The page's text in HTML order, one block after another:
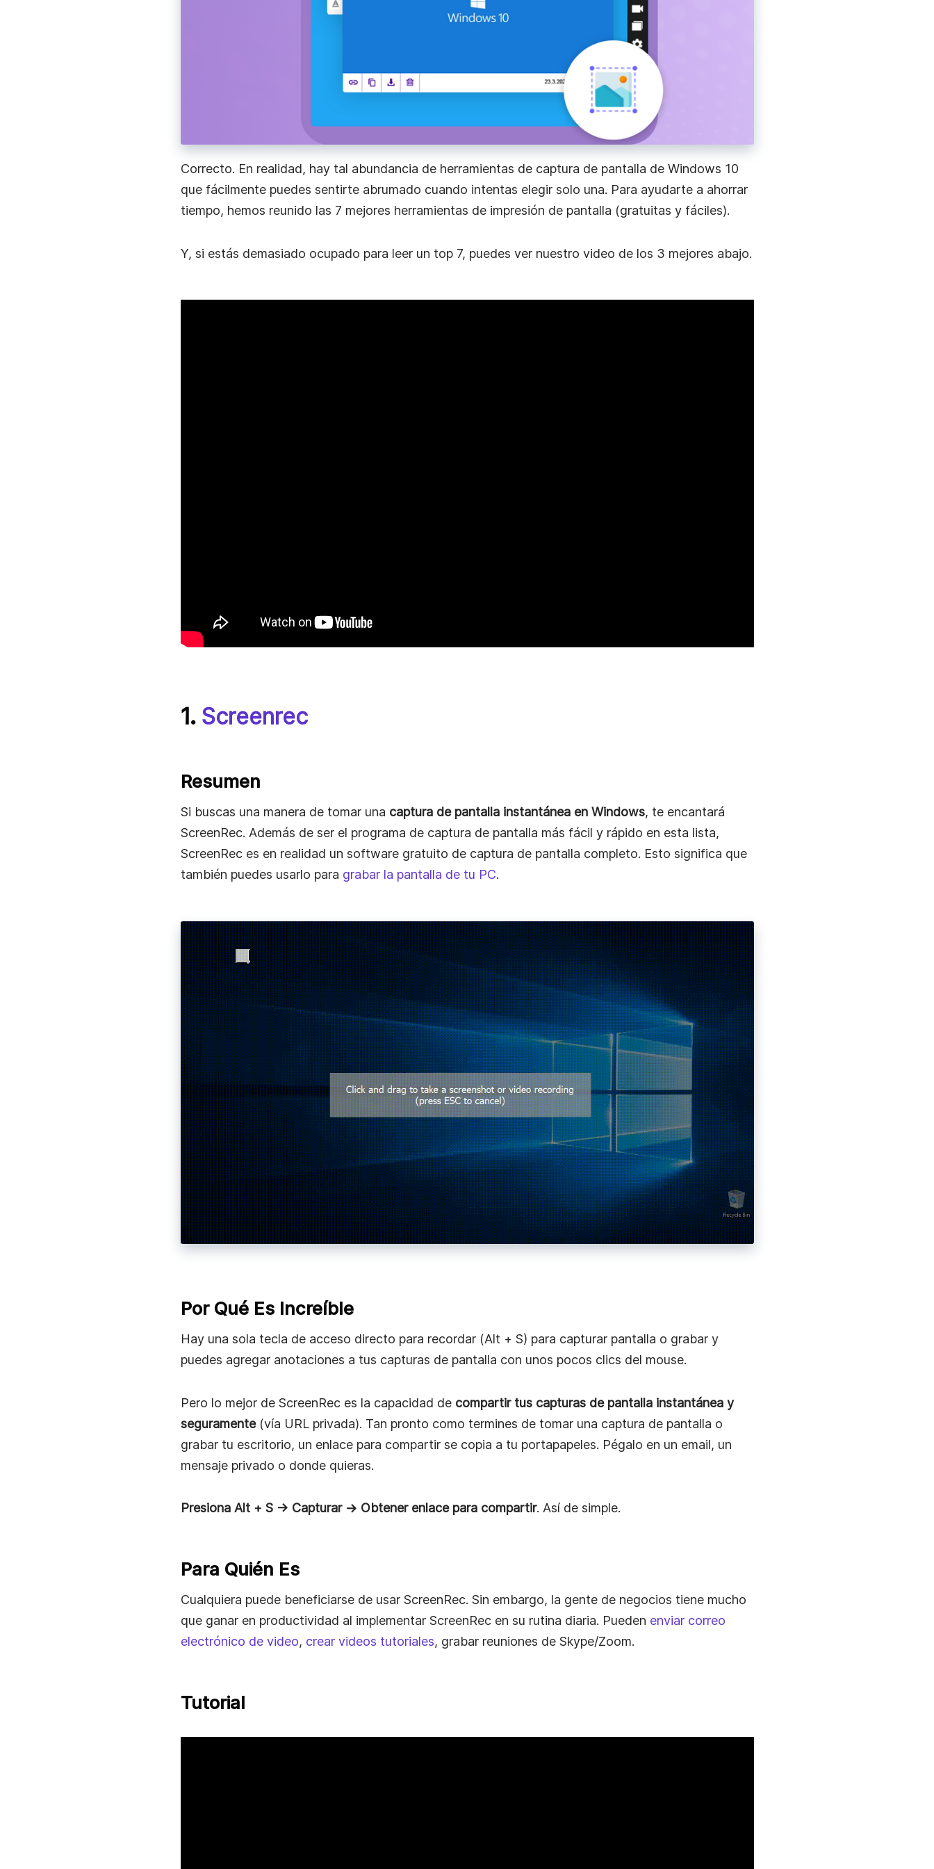
Correcto. En realidad, hay tal abundancia de herramientas de captura de pantalla de Windows 10
que fácilmente puedes sentirte abrumado cuando intentas elegir solo una. Para ayudarte a ahorrar
tiempo, hemos reunido las 7 mejores herramientas de impresión de pantalla (gratuitas y fáciles).
Y, si estás demasiado ocupado para leer un top 7, puedes ver nuestro video de los 3 mejores abajo.
1. Screenrec
Resumen
Si buscas una manera de tomar una captura de pantalla instantánea en Windows, te encantará
ScreenRec. Además de ser el programa de captura de pantalla más fácil y rápido en esta lista,
ScreenRec es en realidad un software gratuito de captura de pantalla completo. Esto significa que
también puedes usarlo para grabar la pantalla de tu PC.
Por Qué Es Increíble
Hay una sola tecla de acceso directo para recordar (Alt + S) para capturar pantalla o grabar y
puedes agregar anotaciones a tus capturas de pantalla con unos pocos clics del mouse.
Pero lo mejor de ScreenRec es la capacidad de compartir tus capturas de pantalla instantánea y
seguramente(vía URL privada). Tan pronto como termines de tomar una captura de pantalla o
grabar tu escritorio, un enlace para compartir se copia a tu portapapeles. Pégalo en un email, un
mensaje privado o donde quieras.
Presiona Alt + S → Capturar → Obtener enlace para compartir. Así de simple.
Para Quién Es
Cualquiera puede beneficiarse de usar ScreenRec. Sin embargo, la gente de negocios tiene mucho
que ganar en productividad al implementar ScreenRec en su rutina diaria. Pueden enviar correo
electrónico de video, crear videos tutoriales, grabar reuniones de Skype/Zoom.
Tutorial